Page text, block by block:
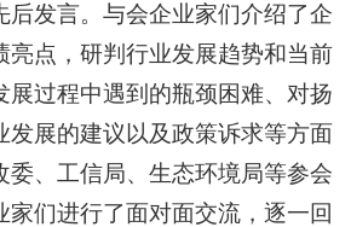
后发言。与会企业家们介绍了企
亮点，研判行业发展趋势和当前
展过程中遇到的瓶颈困难、对扬
发展的建议以及政策诉求等方面
委、工信局、生态环境局等参会
家们进行了面对面交流，逐一回